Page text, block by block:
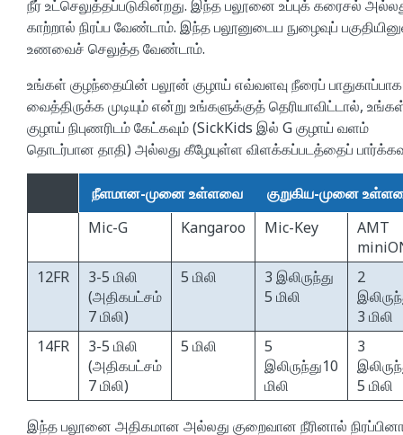
நீர் உட்செலுத்தப்படுகின்றது. இந்த பலூனை உப்புக் கரைசல்
காற்றால் நிரப்ப வேண்டாம். இந்த பலூனுடைய நுழைவுப்
உணவைச் செலுத்த வேண்டாம்.
உங்கள் குழந்தையின் பலூன் குழாய் எவ்வளவு நீரைப் பாதுகாப்பாக
வைத்திருக்க முடியும் என்று உங்களுக்குத் தெரியாவிட்டால்,
குழாய் நிபுணரிடம் கேட்கவும் (SickKids இல் G குழாய் வளம்
தொடர்பான தாதி) அல்லது கீழேயுள்ள விளக்கப்படத்தைப்
நீளமான-முனை உள்ளவை
குறுகிய-முனை
Mic-G
Kangaroo Mic-Key
AMT
12FR
3-5 மிலி
(அதிகபட்சம்
7 மிலி)
5 மிலி
3 இலிருந்து
5 மிலி
2
3 மிலி
14FR
3-5 மிலி
(அதிகபட்சம்
7 மிலி)
5 மிலி
5
இலிருந்து10
மிலி
3
5 மிலி
இந்த பலூனை அதிகமான அல்லது குறைவான நீரினால்